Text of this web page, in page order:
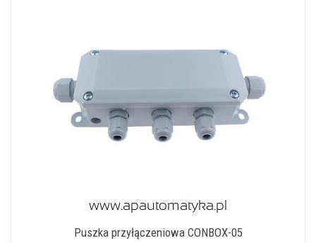
Puszka przyłączeniowa CONBOX-05